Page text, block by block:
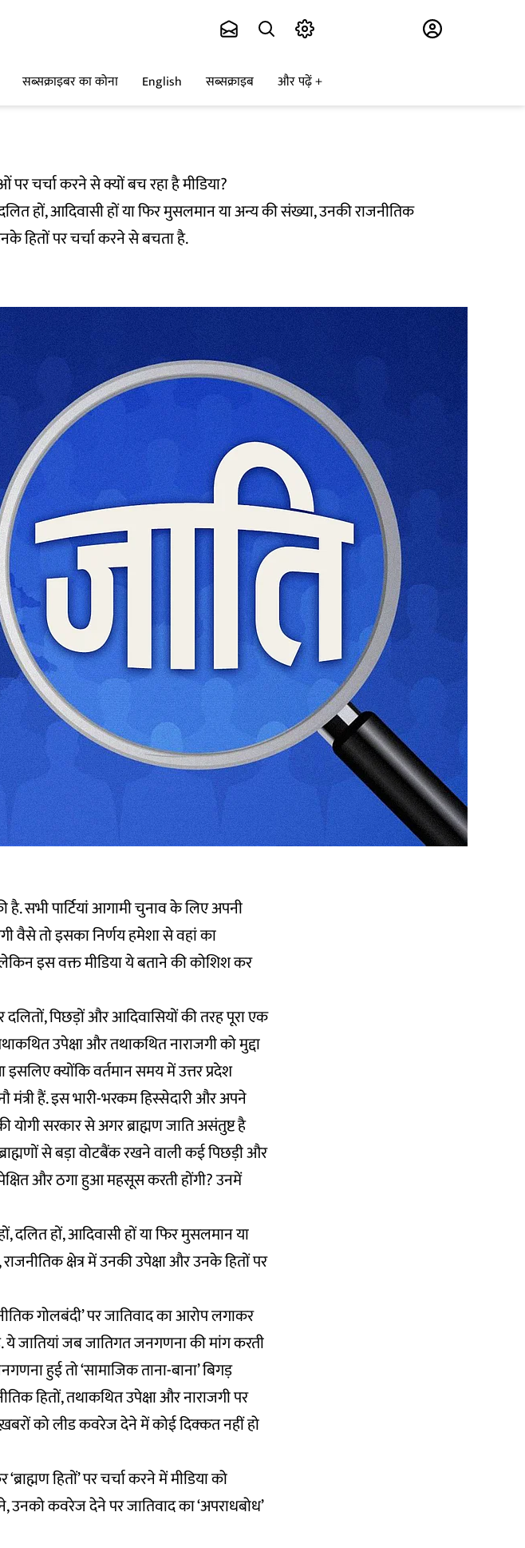
सब्सक्राइबर का कोना English सब्सक्राइब और पढ़ें
पर चर्चा करने से क्यों बच रहा है मीडिया?
हों, आदिवासी हों या फिर मुसलमान या अन्य की संख्या, उनकी राजनीतिक
हितों पर चर्चा करने से बचता है.
है. सभी पार्टियां आगामी चुनाव के लिए अपनी
वैसे तो इसका निर्णय हमेशा से वहां का
इस वक्त मीडिया ये बताने की कोशिश कर
दलितों, पिछड़ों और आदिवासियों की तरह पूरा एक
उपेक्षा और तथाकथित नाराजगी को मुद्दा
क्योंकि वर्तमान समय में उत्तर प्रदेश
मंत्री हैं. इस भारी-भरकम हिस्सेदारी और अपने
सरकार से अगर ब्राह्मण जाति असंतुष्ट है
से बड़ा वोटबैंक रखने वाली कई पिछड़ी और
और ठगा हुआ महसूस करती होंगी? उनमें
दलित हों, आदिवासी हों या फिर मुसलमान या
क्षेत्र में उनकी उपेक्षा और उनके हितों पर
गोलबंदी’ पर जातिवाद का आरोप लगाकर
ये जातियां जब जातिगत जनगणना की मांग करती
हुई तो ‘सामाजिक ताना-बाना’ बिगड़
हितों, तथाकथित उपेक्षा और नाराजगी पर
को लीड कवरेज देने में कोई दिक्कत नहीं हो
हितों’ पर चर्चा करने में मीडिया को
उनको कवरेज देने पर जातिवाद का ‘अपराधबोध’